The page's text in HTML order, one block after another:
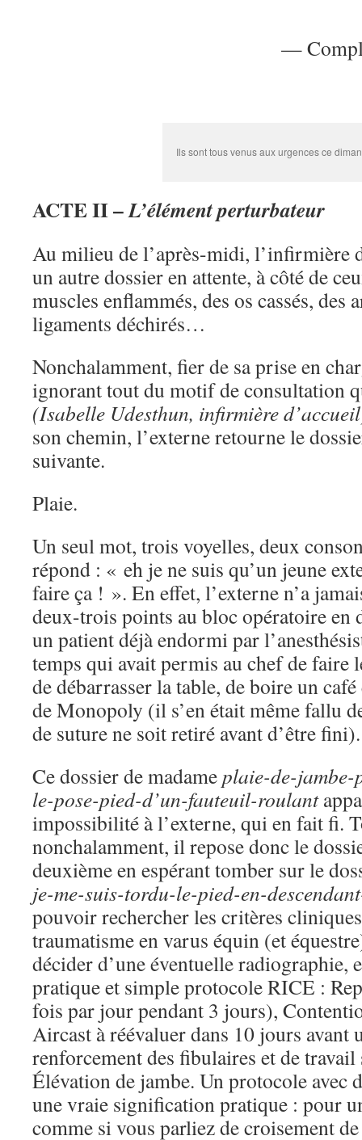
—
Ils sont tous venus aux urgences ce
ACTE II –L’élément perturbateur
Au milieu de l’après-midi, l’infirmière
un autre dossier en attente, à côté de
muscles enflammés, des os cassés, des
ligaments déchirés…
Nonchalamment, fier de sa prise en
ignorant tout du motif de consultation
(Isabelle Udesthun, infirmière
son chemin, l’externe retourne le
suivante.
Plaie.
Un seul mot, trois voyelles, deux
répond : « eh je ne suis qu’un jeune
faire ça ! ». En effet, l’externe n’a
deux-trois points au bloc opératoire en
un patient déjà endormi par
temps qui avait permis au chef de faire
de débarrasser la table, de boire un
de Monopoly (il s’en était même fallu
de suture ne soit retiré avant d’être fini).
Ce dossier de madameplaie-de-
le-pose-pied-d’un-fauteuil-roulant
impossibilité à l’externe, qui en fait fi.
nonchalamment, il repose donc le
deuxième en espérant tomber sur le
je-me-suis-tordu-le-pied-en-
pouvoir rechercher les critères
traumatisme en varus équin (et
décider d’une éventuelle radiographie,
pratique et simple protocole RICE :
fois par jour pendant 3 jours),
Aircast à réévaluer dans 10 jours avant
renforcement des fibulaires et de
Élévation de jambe. Un protocole avec
une vraie signification pratique : pour
comme si vous parliez de croisement